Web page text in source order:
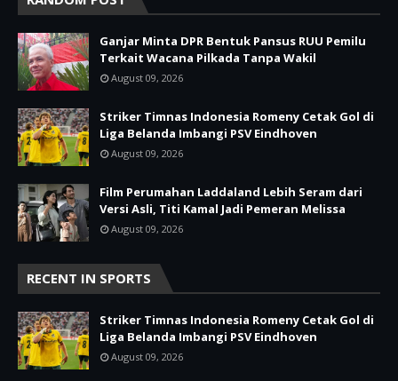
Ganjar Minta DPR Bentuk Pansus RUU Pemilu
Terkait Wacana Pilkada Tanpa Wakil
August 09, 2026
Striker Timnas Indonesia Romeny Cetak Gol di
Liga Belanda Imbangi PSV Eindhoven
August 09, 2026
Film Perumahan Laddaland Lebih Seram dari
Versi Asli, Titi Kamal Jadi Pemeran Melissa
August 09, 2026
RECENT IN SPORTS
Striker Timnas Indonesia Romeny Cetak Gol di
Liga Belanda Imbangi PSV Eindhoven
August 09, 2026